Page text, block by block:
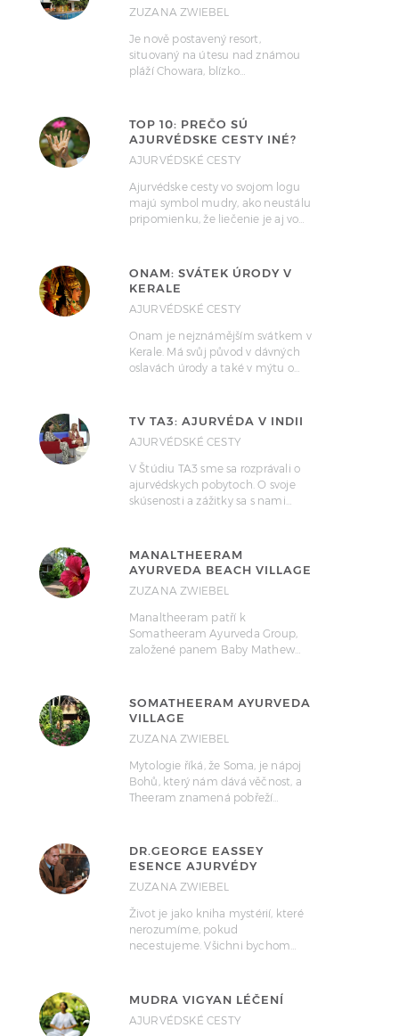
ZUZANA ZWIEBEL
Je nově postavený resort,
situovaný na útesu nad známou
pláží Chowara, blízko…
TOP 10: PREČO SÚ
AJURVÉDSKE CESTY INÉ?
AJURVÉDSKÉ CESTY
Ajurvédske cesty vo svojom logu
majú symbol mudry, ako neustálu
pripomienku, že liečenie je aj vo…
ONAM: SVÁTEK ÚRODY V
KERALE
AJURVÉDSKÉ CESTY
Onam je nejznámějším svátkem v
Kerale. Má svůj původ v dávných
oslavách úrody a také v mýtu o…
TV TA3: AJURVÉDA V INDII
AJURVÉDSKÉ CESTY
V Štúdiu TA3 sme sa rozprávali o
ajurvédskych pobytoch. O svoje
skúsenosti a zážitky sa s nami…
MANALTHEERAM
AYURVEDA BEACH VILLAGE
ZUZANA ZWIEBEL
Manaltheeram patří k
Somatheeram Ayurveda Group,
založené panem Baby Mathew…
SOMATHEERAM AYURVEDA
VILLAGE
ZUZANA ZWIEBEL
Mytologie říká, že Soma, je nápoj
Bohů, který nám dává věčnost, a
Theeram znamená pobřeží…
DR.GEORGE EASSEY
ESENCE AJURVÉDY
ZUZANA ZWIEBEL
Život je jako kniha mystérií, které
nerozumíme, pokud
necestujeme. Všichni bychom…
MUDRA VIGYAN LÉČENÍ
AJURVÉDSKÉ CESTY